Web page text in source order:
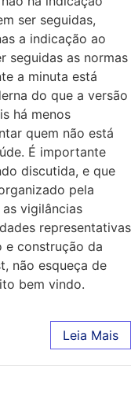
ser seguidas,
a indicação ao
seguidas as normas
a minuta está
do que a versão
há menos
quem não está
É importante
discutida, e que
pela
vigilâncias
representativas
e construção da
não esqueça de
bem vindo.
Leia Mais